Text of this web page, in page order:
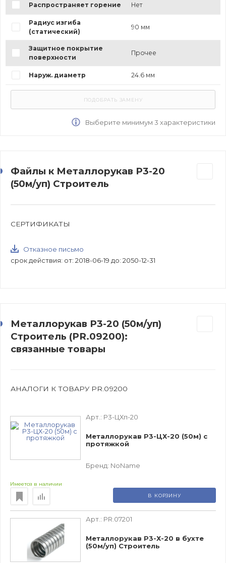
Распространяет горение Нет
Радиус изгиба
(статический)
90 мм
Защитное покрытие
поверхности
Прочее
Наруж. диаметр 24.6 мм
Выберите минимум 3 характеристики
Файлы к Металлорукав Р3-20
(50м/уп) Строитель
СЕРТИФИКАТЫ
Отказное письмо
срок действия: от: 2018-06-19 до: 2050-12-31
Металлорукав Р3-20 (50м/уп)
Строитель (PR.09200):
связанные товары
АНАЛОГИ К ТОВАРУ PR.09200
Арт.: Р3-ЦХп-20
Металлорукав Р3-ЦХ-20 (50м) с
протяжкой
Бренд: NoName
Имеется в наличии
В КОРЗИНУ
Арт.: PR.07201
Металлорукав Р3-Х-20 в бухте
(50м/уп) Строитель